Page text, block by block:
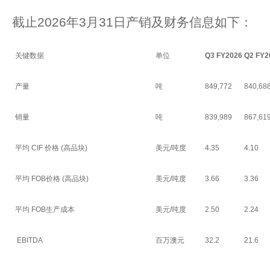
截止2026年3月31日产销及财务信息如下：
关键数据 单位 Q3 FY2026 Q2
产量 吨 849,772
销量 吨 839,989
平均 CIF 价格 (高品块) 美元/吨度 4.35 4.10
平均 FOB价格 (高品块) 美元/吨度 3.66 3.36
平均 FOB生产成本 美元/吨度 2.50 2.24
EBITDA 百万澳元 32.2 21.6